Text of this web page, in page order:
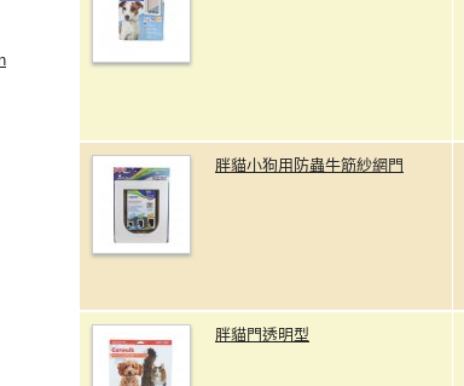
胖貓小狗用防蟲牛筋紗網門
胖貓門透明型